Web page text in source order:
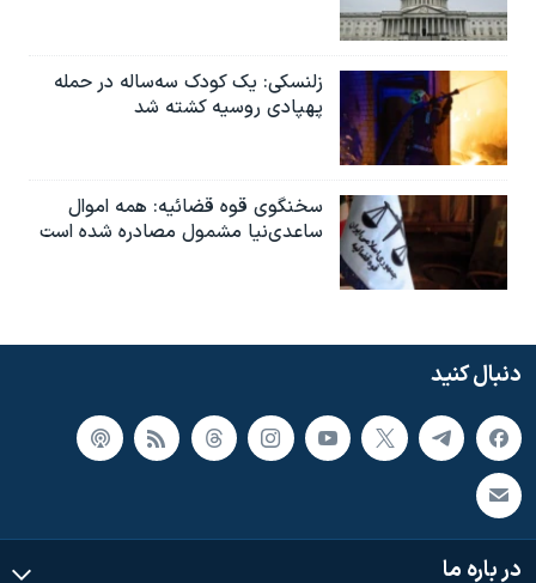
زلنسکی: یک کودک سه‌ساله در حمله
پهپادی روسیه کشته شد
سخنگوی قوه قضائیه: همه اموال
ساعدی‌نیا مشمول مصادره شده است
دنبال کنید
در باره ما